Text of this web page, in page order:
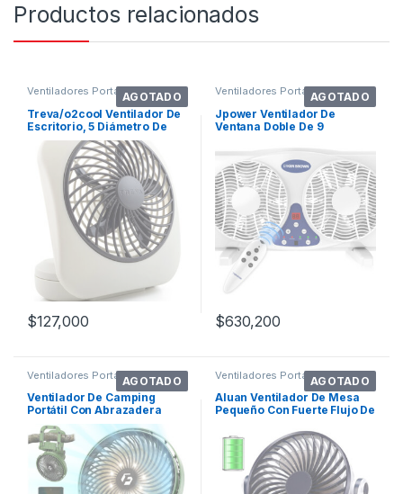
Productos relacionados
AGOTADO
Ventiladores Portátiles
Treva/o2cool Ventilador De
Escritorio, 5 Diámetro De
Cuchilla
$127,000
AGOTADO
Ventiladores Portátiles
Jpower Ventilador De
Ventana Doble De 9
$630,200
AGOTADO
Ventiladores Portátiles
Ventilador De Camping
Portátil Con Abrazadera
Colosal, Ven
AGOTADO
Ventiladores Portátiles
Aluan Ventilador De Mesa
Pequeño Con Fuerte Flujo De